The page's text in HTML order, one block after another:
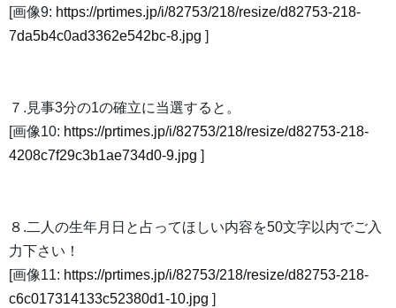
[画像9: https://prtimes.jp/i/82753/218/resize/d82753-218-
7da5b4c0ad3362e542bc-8.jpg ]
７.見事3分の1の確立に当選すると。
[画像10: https://prtimes.jp/i/82753/218/resize/d82753-218-
4208c7f29c3b1ae734d0-9.jpg ]
８.二人の生年月日と占ってほしい内容を50文字以内でご入
力下さい！
[画像11: https://prtimes.jp/i/82753/218/resize/d82753-218-
c6c017314133c52380d1-10.jpg ]